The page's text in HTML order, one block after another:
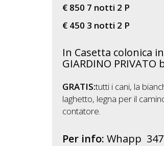
€ 850 7 notti 2 P
€ 450 3 notti 2 P
In Casetta colonica
GIARDINO
GRATIS:tutti i cani, la
laghetto, legna per il
contatore.
Per info: Whapp